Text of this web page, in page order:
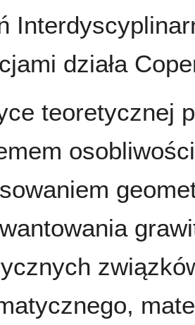
działa
teoretycznej